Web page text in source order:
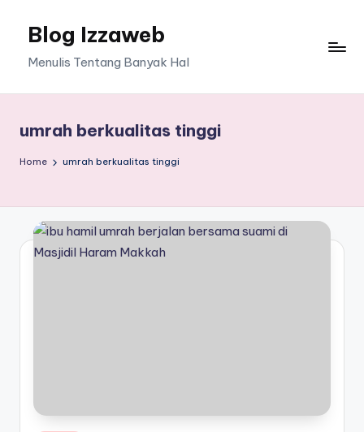
Blog Izzaweb
Menulis Tentang Banyak Hal
umrah berkualitas tinggi
Home umrah berkualitas tinggi